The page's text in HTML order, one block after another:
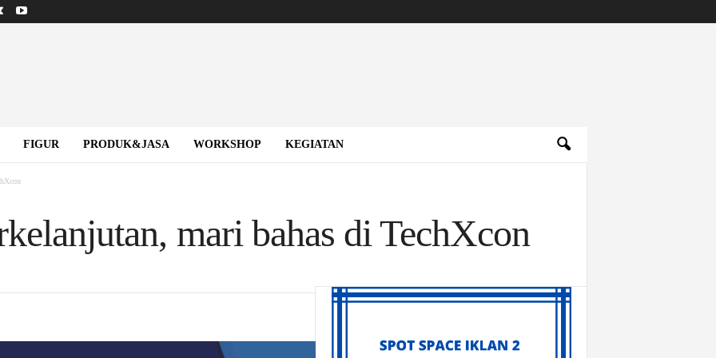
FIGUR PRODUK&JASA WORKSHOP KEGIATAN
mari bahas di TechXcon